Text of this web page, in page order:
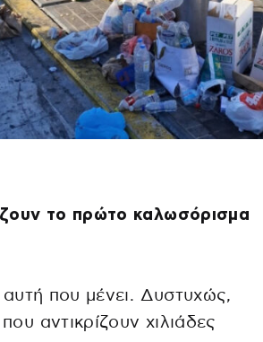
το πρώτο καλωσόρισμα
αυτή που μένει. Δυστυχώς,
αντικρίζουν χιλιάδες